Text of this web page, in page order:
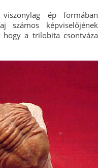
ép formában
számos képviselőjének
hogy a trilobita csontváza